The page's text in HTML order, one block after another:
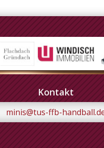
Kontakt
minis@tus-ffb-